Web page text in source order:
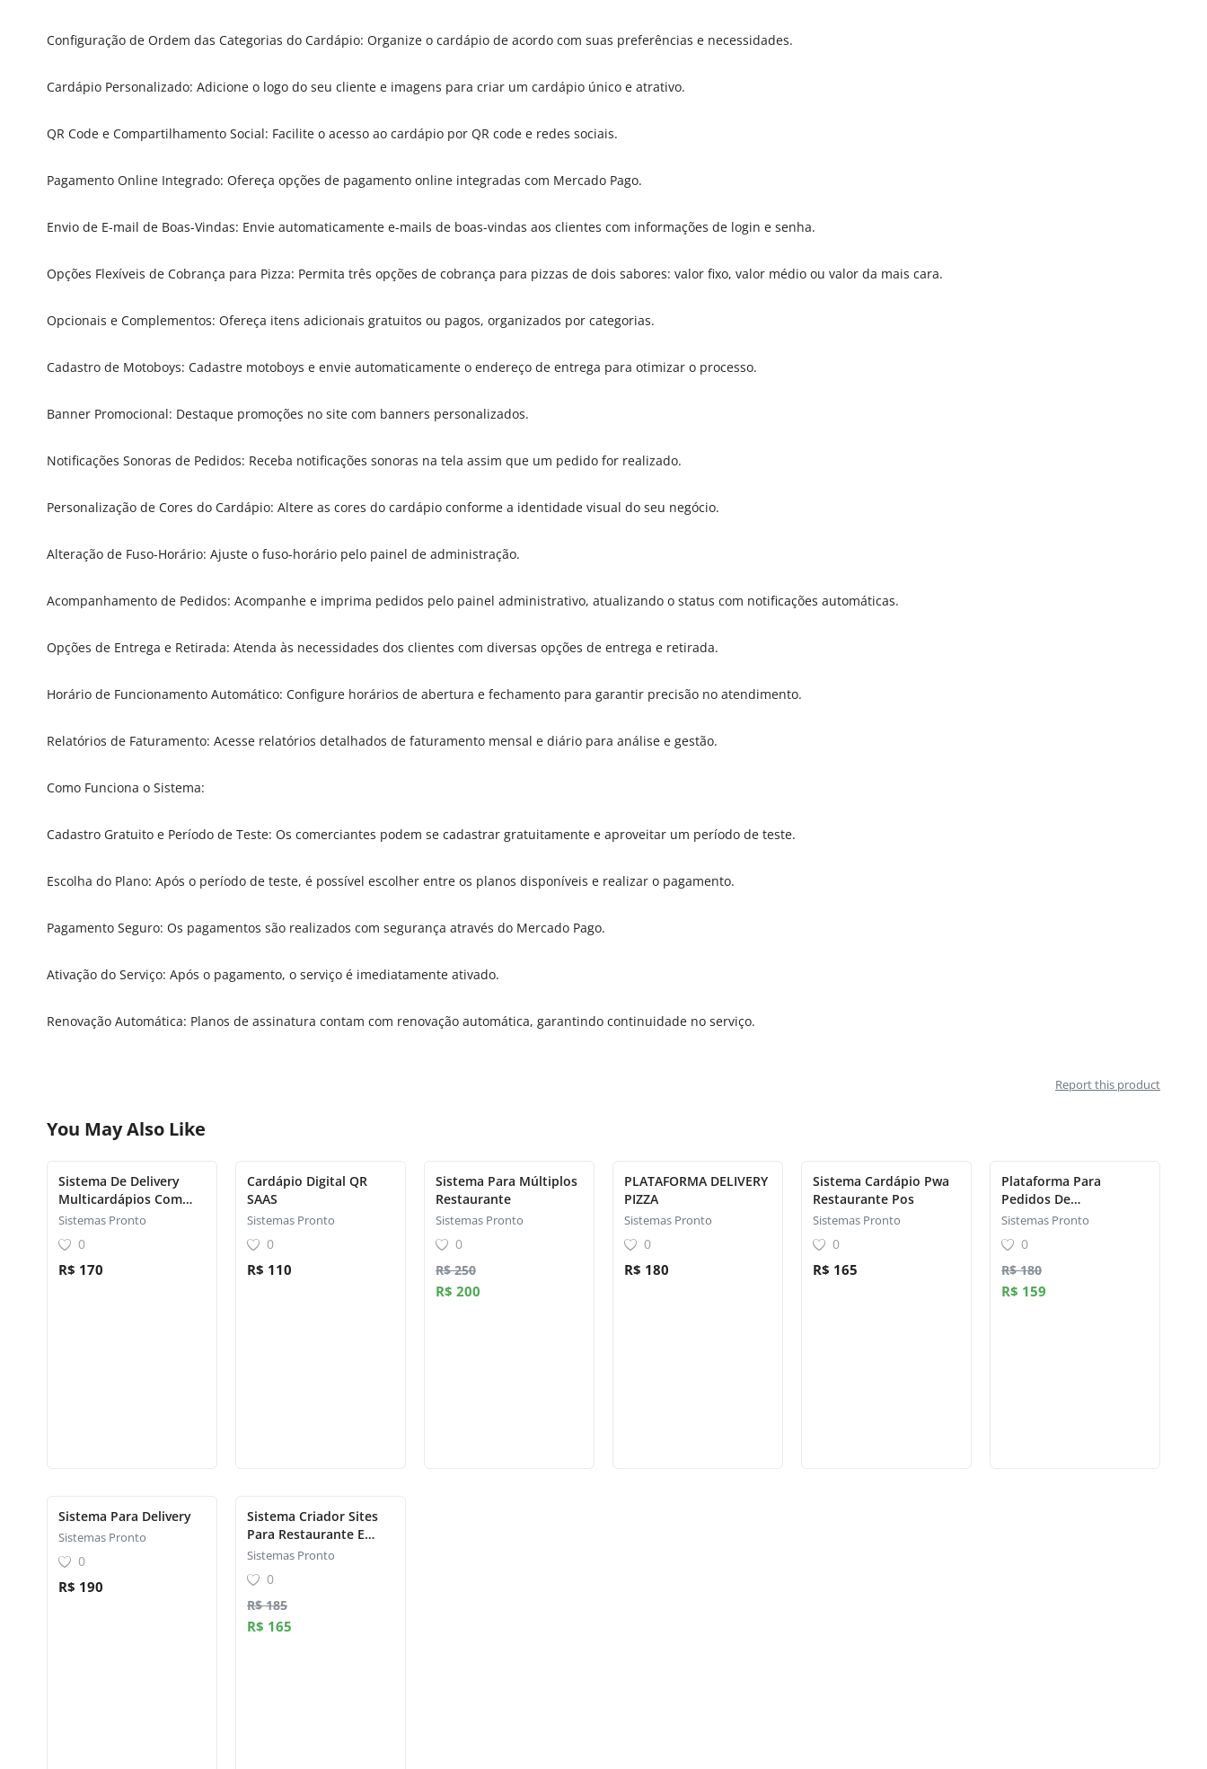
Configuração de Ordem das Categorias do Cardápio: Organize o cardápio de acordo com suas preferências e necessidades.
Cardápio Personalizado: Adicione o logo do seu cliente e imagens para criar um cardápio único e atrativo.
QR Code e Compartilhamento Social: Facilite o acesso ao cardápio por QR code e redes sociais.
Pagamento Online Integrado: Ofereça opções de pagamento online integradas com Mercado Pago.
Envio de E-mail de Boas-Vindas: Envie automaticamente e-mails de boas-vindas aos clientes com informações de login e senha.
Opções Flexíveis de Cobrança para Pizza: Permita três opções de cobrança para pizzas de dois sabores: valor fixo, valor médio ou valor da mais cara.
Opcionais e Complementos: Ofereça itens adicionais gratuitos ou pagos, organizados por categorias.
Cadastro de Motoboys: Cadastre motoboys e envie automaticamente o endereço de entrega para otimizar o processo.
Banner Promocional: Destaque promoções no site com banners personalizados.
Notificações Sonoras de Pedidos: Receba notificações sonoras na tela assim que um pedido for realizado.
Personalização de Cores do Cardápio: Altere as cores do cardápio conforme a identidade visual do seu negócio.
Alteração de Fuso-Horário: Ajuste o fuso-horário pelo painel de administração.
Acompanhamento de Pedidos: Acompanhe e imprima pedidos pelo painel administrativo, atualizando o status com notificações automáticas.
Opções de Entrega e Retirada: Atenda às necessidades dos clientes com diversas opções de entrega e retirada.
Horário de Funcionamento Automático: Configure horários de abertura e fechamento para garantir precisão no atendimento.
Relatórios de Faturamento: Acesse relatórios detalhados de faturamento mensal e diário para análise e gestão.
Como Funciona o Sistema:
Cadastro Gratuito e Período de Teste: Os comerciantes podem se cadastrar gratuitamente e aproveitar um período de teste.
Escolha do Plano: Após o período de teste, é possível escolher entre os planos disponíveis e realizar o pagamento.
Pagamento Seguro: Os pagamentos são realizados com segurança através do Mercado Pago.
Ativação do Serviço: Após o pagamento, o serviço é imediatamente ativado.
Renovação Automática: Planos de assinatura contam com renovação automática, garantindo continuidade no serviço.
Report this product
You May Also Like
Sistema De Delivery
Multicardápios Com
Integração Whatsapp
Sistemas Pronto
0
R$ 170
Cardápio Digital QR
SAAS
Sistemas Pronto
0
R$ 110
Sistema Para Múltiplos
Restaurante
Sistemas Pronto
0
R$ 250
R$ 200
PLATAFORMA DELIVERY
PIZZA
Sistemas Pronto
0
R$ 180
Sistema Cardápio Pwa
Restaurante Pos
Sistemas Pronto
0
R$ 165
Plataforma Para
Pedidos De
Restaurantes
Sistemas Pronto
0
R$ 180
R$ 159
Sistema Para Delivery
Sistemas Pronto
0
R$ 190
Sistema Criador Sites
Para Restaurante E
Lanchonete Php
Sistemas Pronto
0
R$ 185
R$ 165